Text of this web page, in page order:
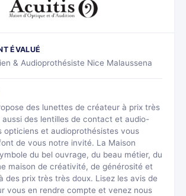
ÉVALUÉ
& Audioprothésiste Nice Malaussena
des lunettes de créateur à prix très
aussi des lentilles de contact et audio-
opticiens et audioprothésistes vous
de vous notre invité. La Maison
du bel ouvrage, du beau métier, du
maison de créativité, de générosité et
des prix très très doux. Lisez les avis de
vous en rendre compte et venez nous